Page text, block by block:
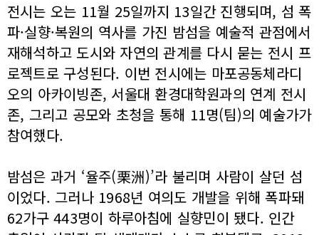
전시는 오는 11월 25일까지 13일간 진행되며, 섬 폭
파·실향·복원의 역사를 가진 밤섬을 예술적 관점에서
재해석하고 도시와 자연의 관계를 다시 묻는 전시 프
로젝트로 구성된다. 이번 전시에는 마포공동체라디
오의 아카이빙존, 서울대 환경대학원과의 연계 전시
존, 그리고 공모와 초청을 통해 11명(팀)의 예술가가
참여했다.
밤섬은 과거 ‘율주(栗洲)’라 불리며 사람이 살던 섬
이었다. 그러나 1968년 여의도 개발을 위해 폭파돼
62가구 443명이 하루아침에 실향민이 됐다. 인간